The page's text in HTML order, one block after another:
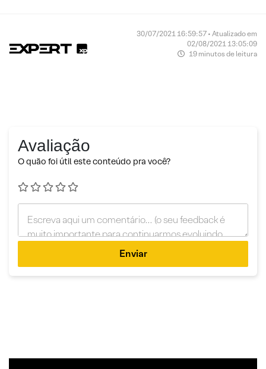
30/07/2021 16:59:57 • Atualizado em
02/08/2021 13:05:09
19 minutos de leitura
Avaliação
O quão foi útil este conteúdo pra você?
Enviar